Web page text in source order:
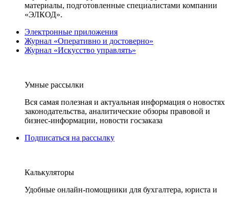
материалы, подготовленные специалистами компании
«ЭЛКОД».
Электронные приложения
Журнал «Оперативно и достоверно»
Журнал «Искусство управлять»
Умные рассылки
Вся самая полезная и актуальная информация о новостях
законодательства, аналитические обзоры правовой и
бизнес-информации, новости госзаказа
Подписаться на рассылку
Калькуляторы
Удобные онлайн-помощники для бухгалтера, юриста и